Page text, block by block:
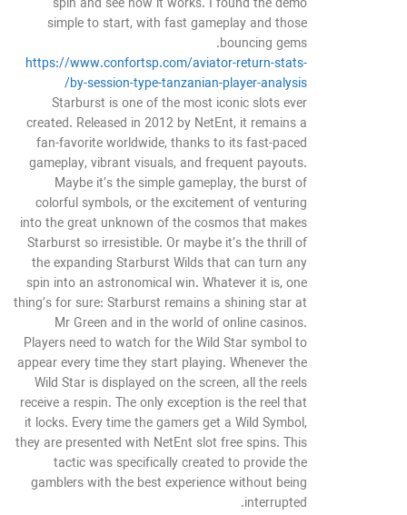
simple to start, with fast gameplay and those
bouncing gems.
https://www.confortsp.com/aviator-return-stats-
by-session-type-tanzanian-player-analysis/
Starburst is one of the most iconic slots ever
created. Released in 2012 by NetEnt, it remains a
fan-favorite worldwide, thanks to its fast-paced
gameplay, vibrant visuals, and frequent payouts.
Maybe it’s the simple gameplay, the burst of
colorful symbols, or the excitement of venturing
into the great unknown of the cosmos that makes
Starburst so irresistible. Or maybe it’s the thrill of
the expanding Starburst Wilds that can turn any
spin into an astronomical win. Whatever it is, one
thing’s for sure: Starburst remains a shining star at
Mr Green and in the world of online casinos.
Players need to watch for the Wild Star symbol to
appear every time they start playing. Whenever the
Wild Star is displayed on the screen, all the reels
receive a respin. The only exception is the reel that
it locks. Every time the gamers get a Wild Symbol,
they are presented with NetEnt slot free spins. This
tactic was specifically created to provide the
gamblers with the best experience without being
interrupted.